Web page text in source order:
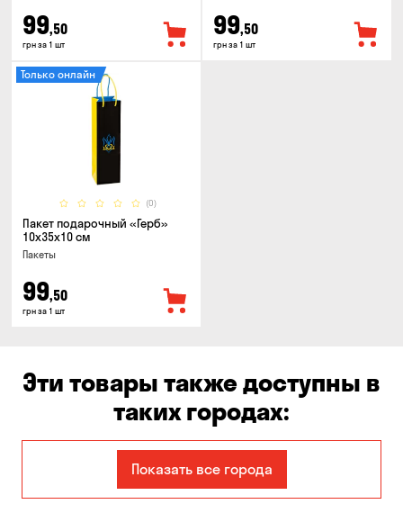
99,50
грн за 1 шт
99,50
грн за 1 шт
(0)
Только онлайн
Пакет подарочный «Герб»
10x35x10 см
Пакеты
99,50
грн за 1 шт
Эти товары также доступны в
таких городах:
Александровка
Запорожье Каменское
Показать все города